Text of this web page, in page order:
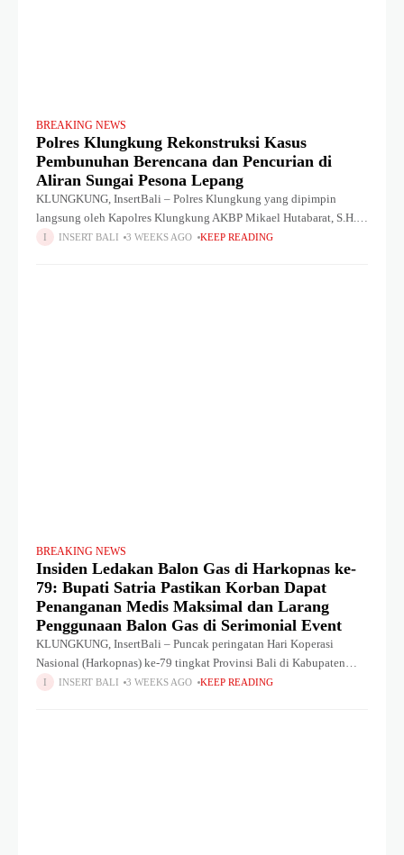
BREAKING NEWS
Polres Klungkung Rekonstruksi Kasus
Pembunuhan Berencana dan Pencurian di
Aliran Sungai Pesona Lepang
KLUNGKUNG, InsertBali – Polres Klungkung yang dipimpin
langsung oleh Kapolres Klungkung AKBP Mikael Hutabarat, S.H.,
S.I.K., M.H melakukan rekonstruksi kasus pembunuhan berencana
INSERT BALI 3 WEEKS AGO KEEP READING
BREAKING NEWS
Insiden Ledakan Balon Gas di Harkopnas ke-
79: Bupati Satria Pastikan Korban Dapat
Penanganan Medis Maksimal dan Larang
Penggunaan Balon Gas di Serimonial Event
KLUNGKUNG, InsertBali – Puncak peringatan Hari Koperasi
Nasional (Harkopnas) ke-79 tingkat Provinsi Bali di Kabupaten
Klungkung diselenggarakan di Balai Budaya Ida Dewa Agung
INSERT BALI 3 WEEKS AGO KEEP READING